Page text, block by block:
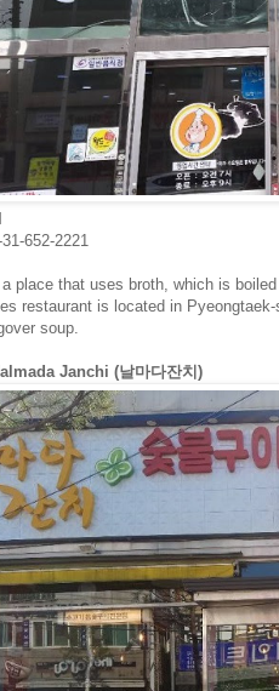
652-2221
a place that uses broth, which is
restaurant is located in
soup.
Janchi (날마다잔치)